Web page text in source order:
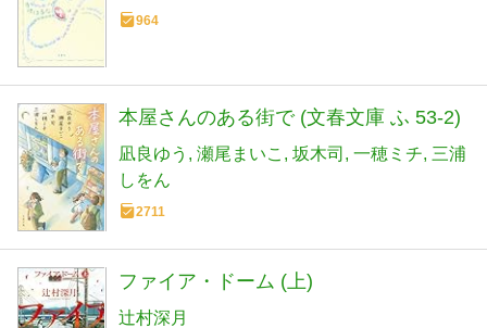
964
本屋さんのある街で (文春文庫 ふ 53-2)
凪良ゆう 瀬尾まいこ 坂木司 一穂ミチ 三浦
しをん
2711
ファイア・ドーム (上)
辻村深月